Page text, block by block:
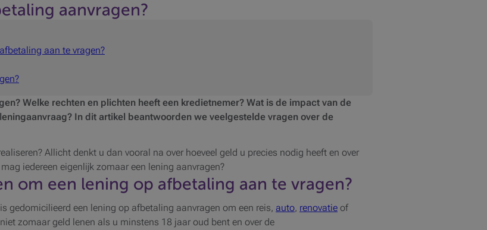
aanvragen?
aan te vragen?
Welke rechten en plichten heeft een kredietnemer? Wat is de impact van de
In dit artikel beantwoorden we veelgestelde vragen over de
Allicht denkt u dan vooral na over hoeveel geld u precies nodig heeft en over
iedereen eigenlijk zomaar een lening aanvragen?
om een lening op afbetaling aan te vragen?
gedomicilieerd een lening op afbetaling aanvragen om een reis, auto, renovatie of
zomaar geld lenen als u minstens 18 jaar oud bent en over de